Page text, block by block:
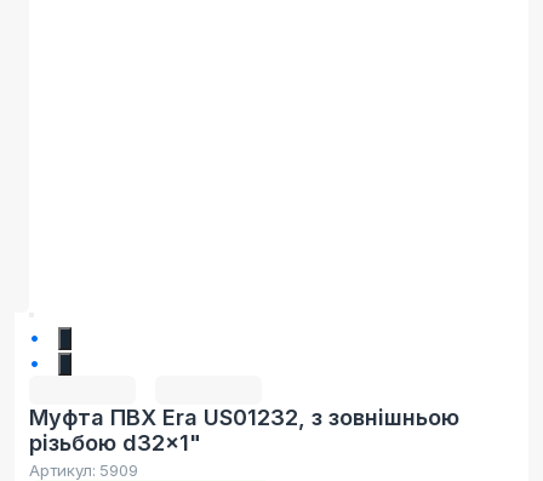
Муфта ПВХ Era US01232, з зовнішньою
різьбою d32x1"
Артикул: 5909